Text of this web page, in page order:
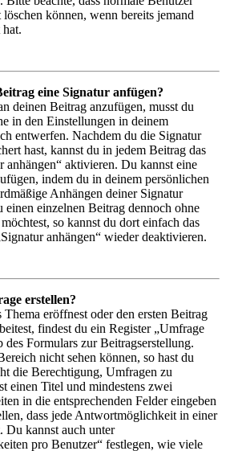
können, wenn bereits jemand
eine Signatur anfügen?
deinen Beitrag anzufügen, musst du
in den Einstellungen in deinem
entwerfen. Nachdem du die Signatur
hast, kannst du in jedem Beitrag das
anhängen“ aktivieren. Du kannst eine
indem du in deinem persönlichen
Anhängen deiner Signatur
einen einzelnen Beitrag dennoch ohne
so kannst du dort einfach das
anhängen“ wieder deaktivieren.
erstellen?
Thema eröffnest oder den ersten Beitrag
findest du ein Register „Umfrage
des Formulars zur Beitragserstellung.
nicht sehen können, so hast du
die Berechtigung, Umfragen zu
einen Titel und mindestens zwei
in die entsprechenden Felder eingeben
dass jede Antwortmöglichkeit in einer
Du kannst auch unter
pro Benutzer“ festlegen, wie viele